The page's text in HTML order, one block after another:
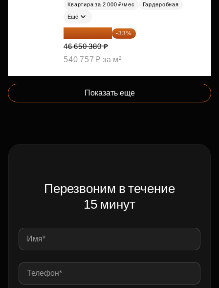
Квартира за 2 000 ₽/мес
Гардеробная
Ещё
31 255 755 ₽ -33%
46 650 380 ₽
540 757 ₽ за м²
Показать еще
Перезвоним в течение
15 минут